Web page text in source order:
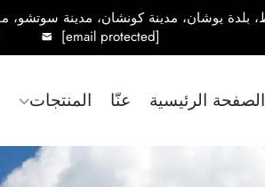
[email protected]
الصفحة الرئيسية عنّا المنتجات